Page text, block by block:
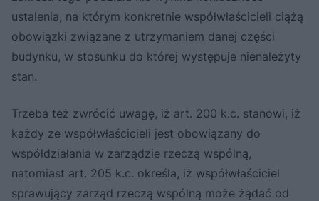
ustalenia, na którym konkretnie współwłaścicieli ciążą
obowiązki związane z utrzymaniem danej części
budynku, w stosunku do której występuje nienależyty
stan.
Trzeba też zwrócić uwagę, iż art. 200 k.c. stanowi, iż
każdy ze współwłaścicieli jest obowiązany do
współdziałania w zarządzie rzeczą wspólną,
natomiast art. 205 k.c. określa, iż współwłaściciel
sprawujący zarząd rzeczą wspólną może żądać od